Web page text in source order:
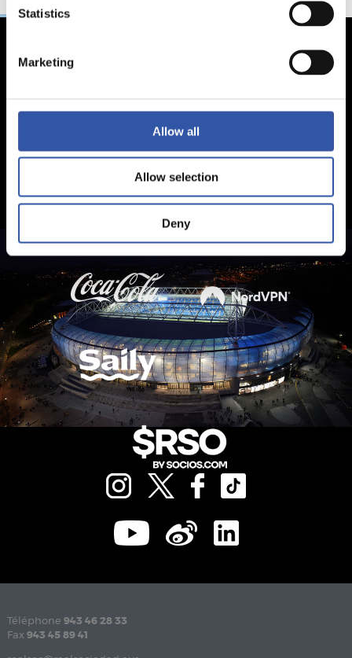
Statistics
Marketing
Allow all
Allow selection
Deny
Téléphone 943 46 28 33
Fax 943 45 89 41